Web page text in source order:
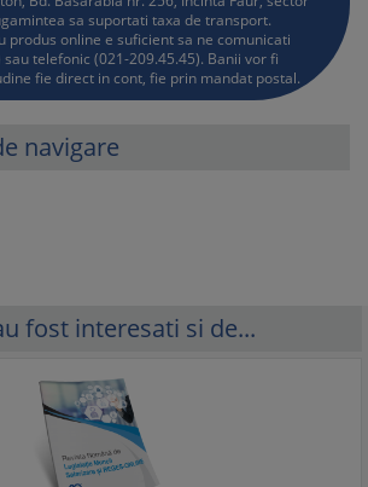
sa suportati taxa de transport.
produs online e suficient sa ne comunicati
sau telefonic (021-209.45.45). Banii vor fi
fie direct in cont, fie prin mandat postal.
navigare
fost interesati si de...